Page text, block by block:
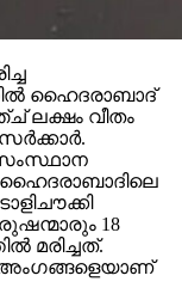
ഹൈദരാബാദ്
ലക്ഷം വീതം
സംസ്ഥാന
18
മരിച്ചത്.